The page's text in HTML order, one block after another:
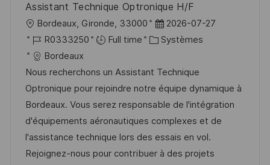
n
h
a
g
u
p
o
s
t
e
Assistant Technique Optronique H/F
o
c
a
l
i
s
a
t
Bordeaux, Gironde, 33000
D
a
e
d
’
a
f
f
2026-07-27
R
é
f
é
r
e
n
c
R0333250 Full time
C
t
é
g
o
r
i
Systèmes
Bordeaux
Nous recherchons un Assistant Technique
Optronique pour rejoindre notre équipe dynamique à
Bordeaux. Vous serez responsable de l'intégration
d'équipements aéronautiques complexes et de
l'assistance technique lors des essais en vol.
Rejoignez-nous pour contribuer à des projets